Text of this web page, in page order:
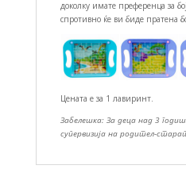
доколку имате преференца за
спротивно ќе ви биде пратена
Цената е за 1 лавиринт.
Забелешка: За деца над 3
супервизија на родител-